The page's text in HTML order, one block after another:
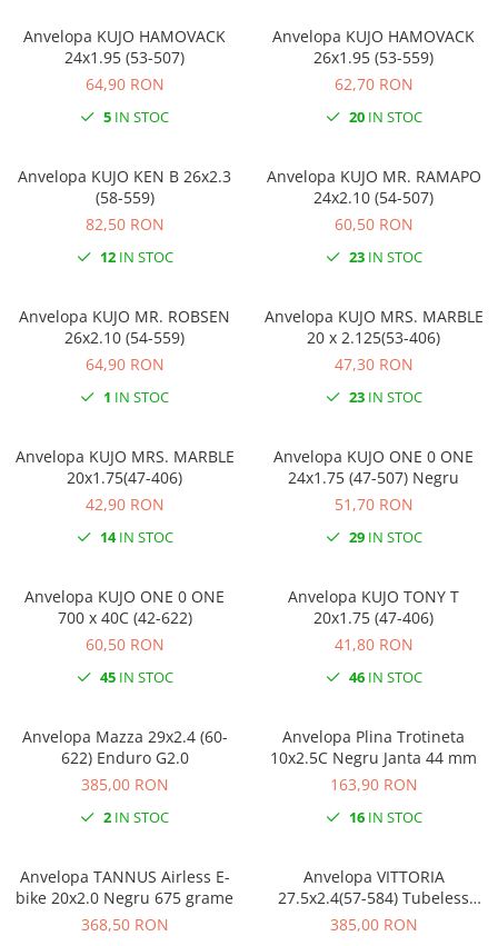
Anvelopa KUJO HAMOVACK
24x1.95 (53-507)
64,90 RON
5 IN STOC
Anvelopa KUJO HAMOVACK
26x1.95 (53-559)
62,70 RON
20IN STOC
Anvelopa KUJO KEN B 26x2.3
(58-559)
82,50 RON
12IN STOC
Anvelopa KUJO MR. RAMAPO
24x2.10 (54-507)
60,50 RON
23IN STOC
Anvelopa KUJO MR. ROBSEN
26x2.10 (54-559)
64,90 RON
1 IN STOC
Anvelopa KUJO MRS. MARBLE
20 x 2.125(53-406)
47,30 RON
23IN STOC
Anvelopa KUJO MRS. MARBLE
20x1.75(47-406)
42,90 RON
14IN STOC
Anvelopa KUJO ONE 0 ONE
24x1.75 (47-507) Negru
51,70 RON
29IN STOC
Anvelopa KUJO ONE 0 ONE
700 x 40C (42-622)
60,50 RON
45IN STOC
Anvelopa KUJO TONY T
20x1.75 (47-406)
41,80 RON
46IN STOC
Anvelopa Mazza 29x2.4 (60-
622) Enduro G2.0
385,00 RON
2 IN STOC
Anvelopa Plina Trotineta
10x2.5C Negru Janta 44 mm
163,90 RON
16IN STOC
Anvelopa TANNUS Airless E-
bike 20x2.0 Negru 675 grame
368,50 RON
Anvelopa VITTORIA
27.5x2.4(57-584) Tubeless
2PLY Negru
385,00 RON